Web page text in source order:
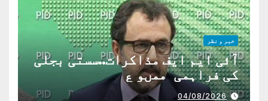
خبر و نظر
آئی ایم ایف مذاکرات..سستی بجلی
کی فراہمی ممںو ع
04/08/2026